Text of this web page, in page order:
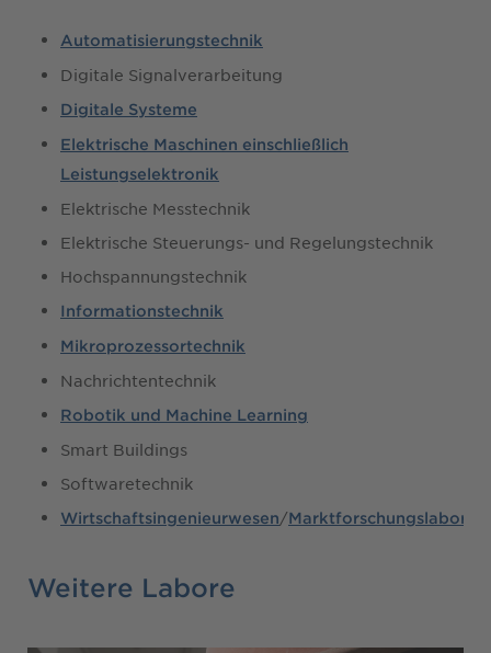
Automatisierungstechnik
Digitale Signalverarbeitung
Digitale Systeme
Elektrische Maschinen einschließlich
Leistungselektronik
Elektrische Messtechnik
Elektrische Steuerungs- und Regelungstechnik
Hochspannungstechnik
Informationstechnik
Mikroprozessortechnik
Nachrichtentechnik
Robotik und Machine Learning
Smart Buildings
Softwaretechnik
Wirtschaftsingenieurwesen/Marktforschungslabor
Weitere Labore